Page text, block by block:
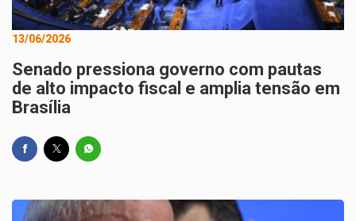
13/06/2026
Senado pressiona governo com pautas
de alto impacto fiscal e amplia tensão em
Brasília